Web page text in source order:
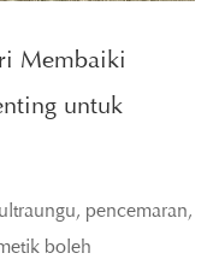
Membaiki
untuk
pencemaran,
boleh